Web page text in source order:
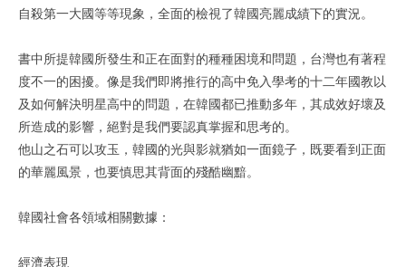
自殺第一大國等等現象，全面的檢視了韓國亮麗成績下的實況。
書中所提韓國所發生和正在面對的種種困境和問題，台灣也有著程
度不一的困擾。像是我們即將推行的高中免入學考的十二年國教以
及如何解決明星高中的問題，在韓國都已推動多年，其成效好壞及
所造成的影響，絕對是我們要認真掌握和思考的。
他山之石可以攻玉，韓國的光與影就猶如一面鏡子，既要看到正面
的華麗風景，也要慎思其背面的殘酷幽黯。
韓國社會各領域相關數據：
經濟表現